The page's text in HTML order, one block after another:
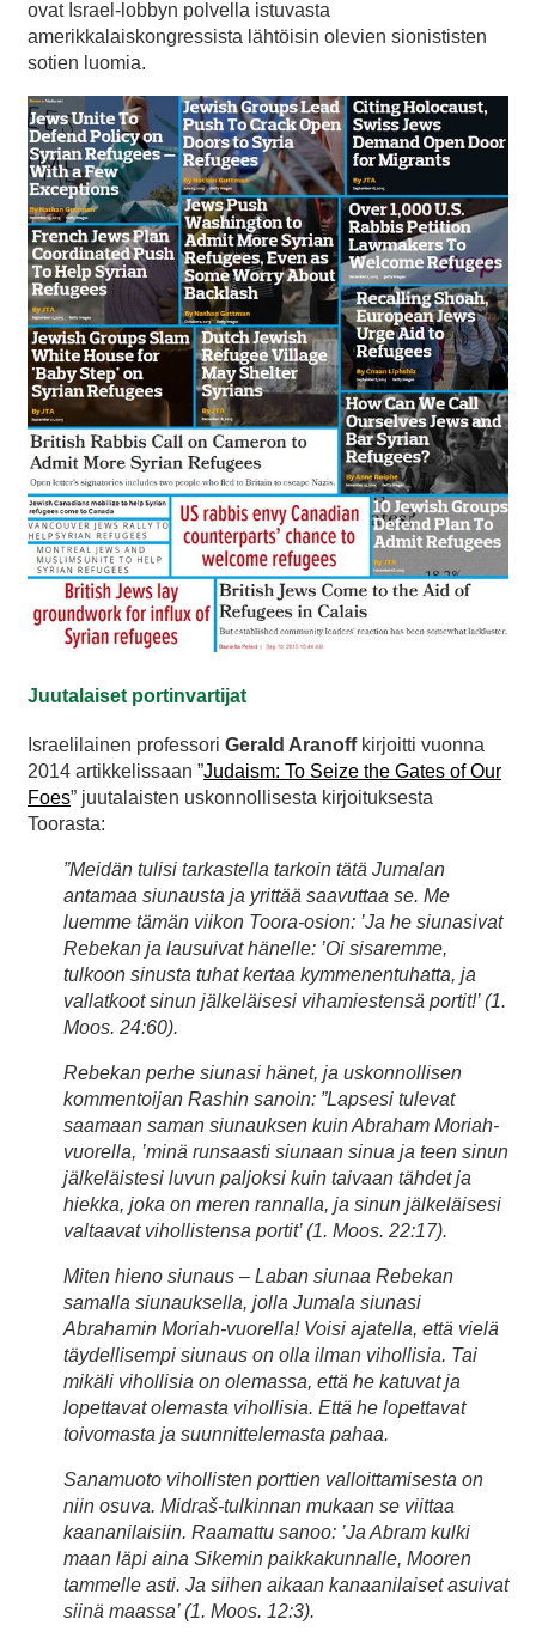
ovat Israel-lobbyn polvella istuvasta
amerikkalaiskongressista lähtöisin olevien sionististen
sotien luomia.
Juutalaiset portinvartijat
Israelilainen professori Gerald Aranoffkirjoitti vuonna
2014 artikkelissaan ”Judaism: To Seize the Gates of Our
Foes” juutalaisten uskonnollisesta kirjoituksesta
Toorasta:
”Meidän tulisi tarkastella tarkoin tätä Jumalan
antamaa siunausta ja yrittää saavuttaa se. Me
luemme tämän viikon Toora-osion: ’Ja he siunasivat
Rebekan ja lausuivat hänelle: ’Oi sisaremme,
tulkoon sinusta tuhat kertaa kymmenentuhatta, ja
vallatkoot sinun jälkeläisesi vihamiestensä portit!’ (1.
Moos. 24:60).
Rebekan perhe siunasi hänet, ja uskonnollisen
kommentoijan Rashin sanoin: ”Lapsesi tulevat
saamaan saman siunauksen kuin Abraham Moriah-
vuorella, ’minä runsaasti siunaan sinua ja teen sinun
jälkeläistesi luvun paljoksi kuin taivaan tähdet ja
hiekka, joka on meren rannalla, ja sinun jälkeläisesi
valtaavat vihollistensa portit’ (1. Moos. 22:17).
Miten hieno siunaus – Laban siunaa Rebekan
samalla siunauksella, jolla Jumala siunasi
Abrahamin Moriah-vuorella! Voisi ajatella, että vielä
täydellisempi siunaus on olla ilman vihollisia. Tai
mikäli vihollisia on olemassa, että he katuvat ja
lopettavat olemasta vihollisia. Että he lopettavat
toivomasta ja suunnittelemasta pahaa.
Sanamuoto vihollisten porttien valloittamisesta on
niin osuva. Midraš-tulkinnan mukaan se viittaa
kaananilaisiin. Raamattu sanoo: ’Ja Abram kulki
maan läpi aina Sikemin paikkakunnalle, Mooren
tammelle asti. Ja siihen aikaan kanaanilaiset asuivat
siinä maassa’ (1. Moos. 12:3).